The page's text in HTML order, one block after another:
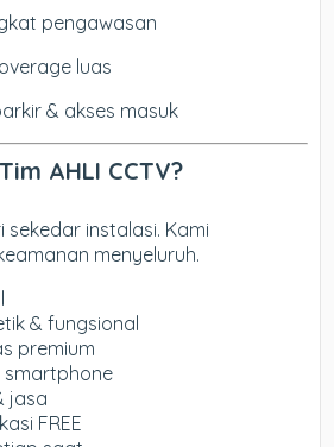
pengawasan
luas
& akses masuk
AHLI CCTV?
sekedar instalasi. Kami
menyeluruh.
& fungsional
premium
smartphone
jasa
FREE